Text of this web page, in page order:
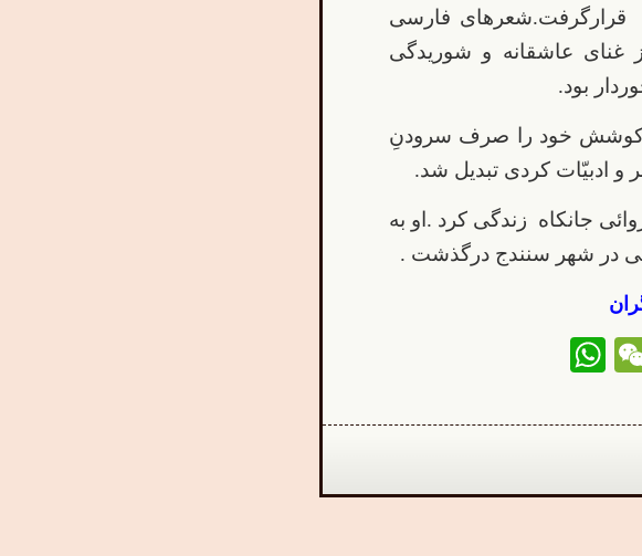
قرارگرفت.شعرهای فارسی
غنای عاشقانه و شوریدگی
بود.
کوشش خود را صرف سرودنِ
ادبیّات کردی تبدیل شد.
جانکاه زندگی کرد .او به
WeChat